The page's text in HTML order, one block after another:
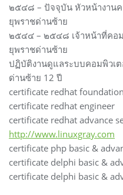
๒๕๔๘ – ปัจจุบัน หัวหน้างานค
ยุพราชด่านซ้าย
๒๕๔๔ – ๒๕๔๘ เจ้าหน้าที่คอม
ยุพราชด่านซ้าย
ปฏิบัติงานดูแลระบบคอมพิวเ
ด่านซ้าย 12 ปี
certificate redhat
certificate redhat
certificate redhat advance
http://www.linuxgray.com
certificate php basic &
certificate delphi basic &
certificate delphi basic &